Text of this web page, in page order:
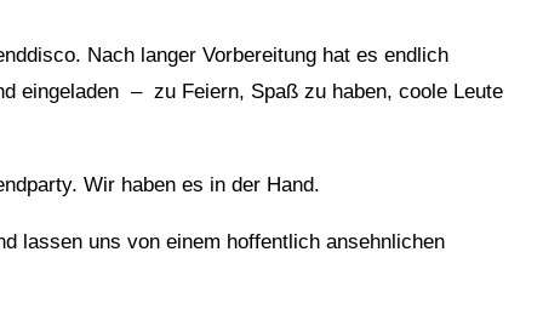
Nach langer Vorbereitung hat es endlich
eingeladen – zu Feiern, Spaß zu haben, coole Leute
Wir haben es in der Hand.
lassen uns von einem hoffentlich ansehnlichen